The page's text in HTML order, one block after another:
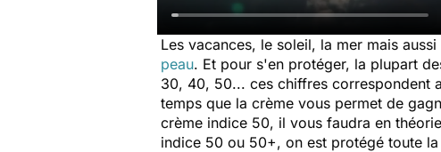
Les vacances, le soleil, la mer mais
peau. Et pour s'en protéger, la plupart
30, 40, 50... ces chiffres correspondent
temps que la crème vous permet de
crème indice 50, il vous faudra en
indice 50 ou 50+, on est protégé toute